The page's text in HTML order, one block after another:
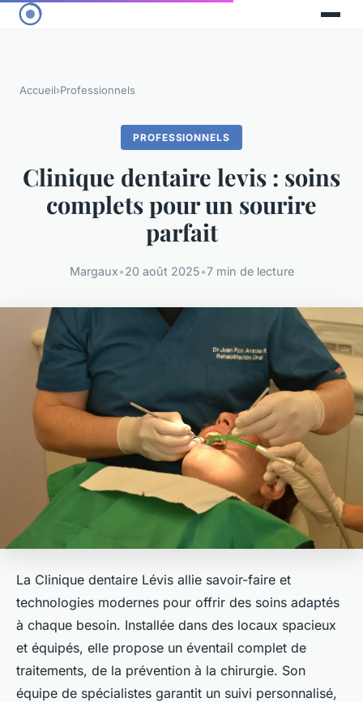
Accueil›Professionnels
PROFESSIONNELS
Clinique dentaire levis : soins
complets pour un sourire
parfait
Margaux•20 août 2025•7 min de lecture
La Clinique dentaire Lévis allie savoir-faire et
technologies modernes pour offrir des soins adaptés
à chaque besoin. Installée dans des locaux spacieux
et équipés, elle propose un éventail complet de
traitements, de la prévention à la chirurgie. Son
équipe de spécialistes garantit un suivi personnalisé,